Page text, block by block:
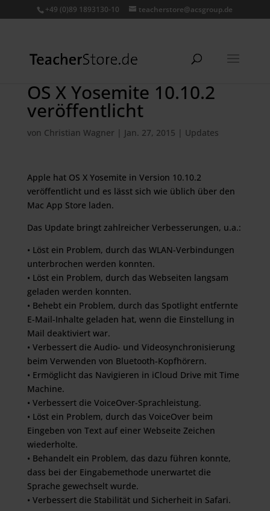
+49 (0)89 1893130-10 teacherstore@acsgroup.de
OS X Yosemite 10.10.2
veröffentlicht
von Christian Wagner | Jan. 27, 2015 | Updates
Apple hat OS X Yosemite in Version 10.10.2
veröffentlicht und es lässt sich wie üblich über den
Mac App Store laden.
Das Update bringt zahlreicher Verbesserungen, u.a.:
• Löst ein Problem, durch das WLAN-Verbindungen
unterbrochen werden konnten.
• Löst ein Problem, durch das Webseiten langsam
geladen werden konnten.
• Behebt ein Problem, durch das Spotlight entfernte
E-Mail-Inhalte geladen hat, wenn die Einstellung in
Mail deaktiviert war.
• Verbessert die Audio- und Videosynchronisierung
beim Verwenden von Bluetooth-Kopfhörern.
• Ermöglicht das Navigieren in iCloud Drive mit Time
Machine.
• Verbessert die VoiceOver-Sprachleistung.
• Löst ein Problem, durch das VoiceOver beim
Eingeben von Text auf einer Webseite Zeichen
wiederholte.
• Behandelt ein Problem, das dazu führen konnte,
dass bei der Eingabemethode unerwartet die
Sprache gewechselt wurde.
• Verbessert die Stabilität und Sicherheit in Safari.